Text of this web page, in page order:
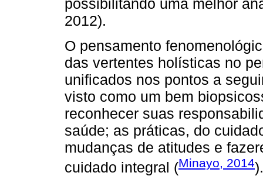
possibilitando uma melhor
2012).
O pensamento
das vertentes holísticas no
unificados nos pontos a
visto como um bem
reconhecer suas
saúde; as práticas, do
mudanças de atitudes e
cuidado integral (Minayo, 2014).